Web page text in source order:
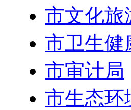
市文化旅
市卫生健
市审计局
市生态环